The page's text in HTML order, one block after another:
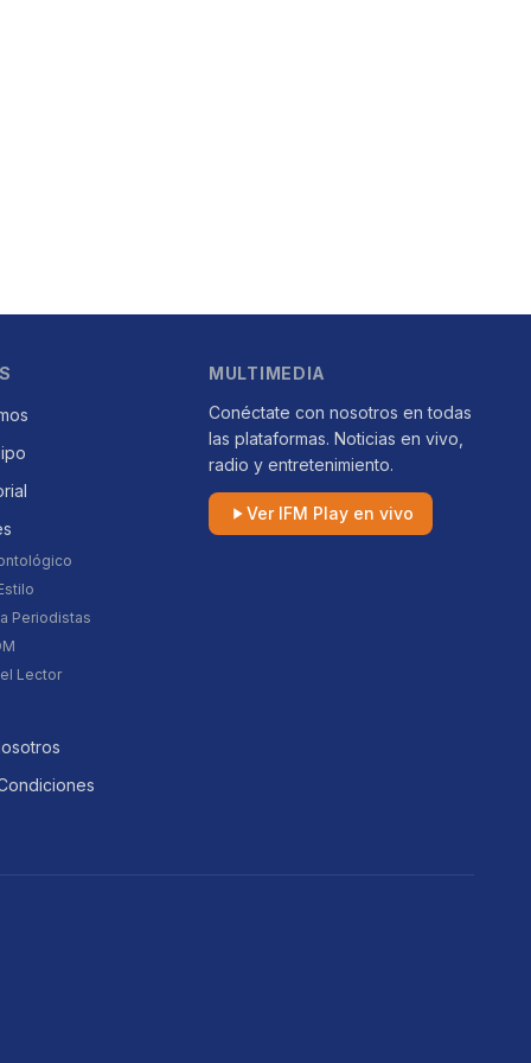
Periodistas
Lector
MULTIMEDIA
Conéctate con nosotros en todas
las plataformas. Noticias en vivo,
radio y entretenimiento.
Ver IFM Play en vivo